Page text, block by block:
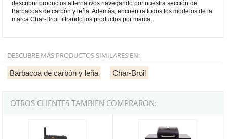
descubrir productos alternativos navegando por nuestra sección de
Barbacoas de carbón y leña. Además, encuentra todos los modelos de la
marca Char-Broil filtrando los productos por marca.
DESCUBRE MÁS PRODUCTOS SIMILARES EN:
Barbacoa de carbón y leña Char-Broil
OTROS CLIENTES TAMBIÉN COMPRARON: